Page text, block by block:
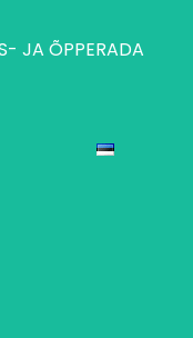
JA ÕPPERADA